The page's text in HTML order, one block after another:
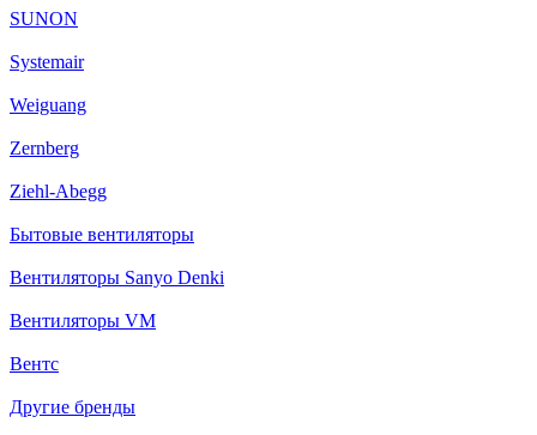
SUNON
Systemair
Weiguang
Zernberg
Ziehl-Abegg
Бытовые вентиляторы
Вентиляторы Sanyo Denki
Вентиляторы VM
Вентс
Другие бренды